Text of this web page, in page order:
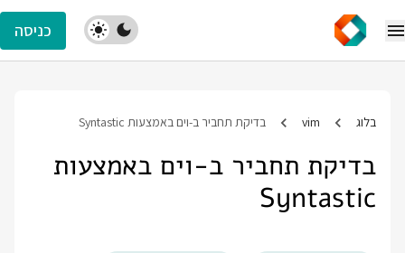
כניסה
בלוג vim בדיקת תחביר ב-וים באמצעות Syntastic
בדיקת תחביר ב-וים באמצעות
Syntastic